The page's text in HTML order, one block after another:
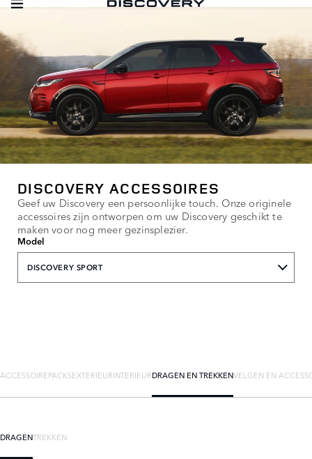
DISCOVERY ACCESSOIRES
Geef uw Discovery een persoonlijke touch. Onze originele
accessoires zijn ontworpen om uw Discovery geschikt te
maken voor nog meer gezinsplezier.
Model
DISCOVERY SPORT
ACCESSOIREPACKSEXTERIEURINTERIEURDRAGEN EN TREKKENVELGEN EN
DRAGENTREKKEN